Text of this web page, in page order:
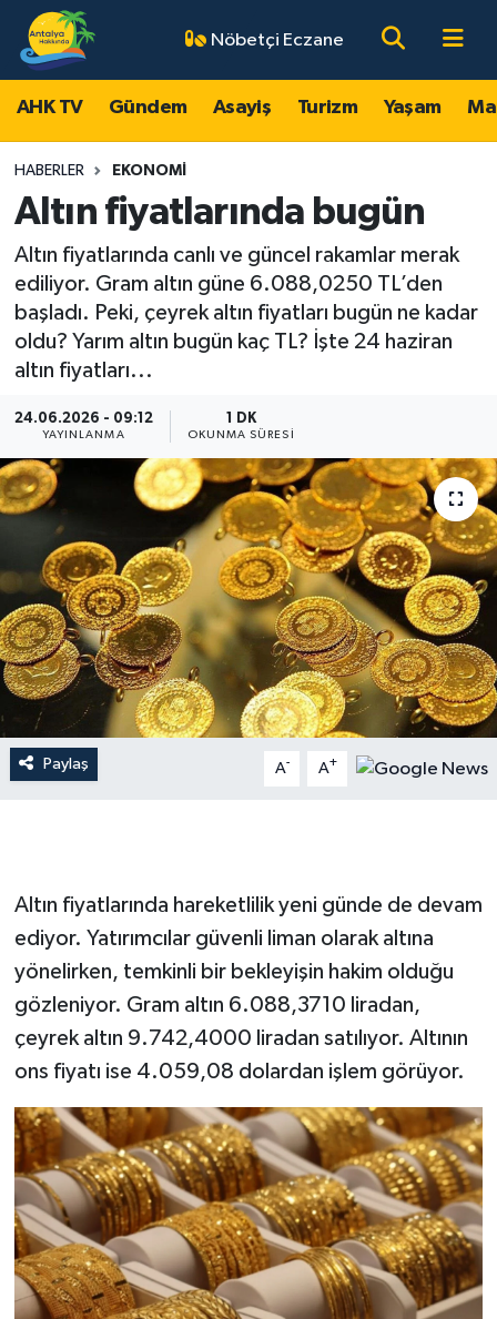
Nöbetçi Eczane
AHK TV Gündem Asayiş Turizm Yaşam
HABERLER EKONOMI
Altın fiyatlarında bugün
Altın fiyatlarında canlı ve güncel rakamlar merak
ediliyor. Gram altın güne 6.088,0250 TL’den
başladı. Peki, çeyrek altın fiyatları bugün ne kadar
oldu? Yarım altın bugün kaç TL? İşte 24 haziran
altın fiyatları...
24.06.2026 - 09:12
YAYINLANMA
1 DK
OKUNMA SÜRESI
Paylaş A- A+
Altın fiyatlarında hareketlilik yeni günde de devam
ediyor. Yatırımcılar güvenli liman olarak altına
yönelirken, temkinli bir bekleyişin hakim olduğu
gözleniyor. Gram altın 6.088,3710 liradan,
çeyrek altın 9.742,4000 liradan satılıyor. Altının
ons fiyatı ise 4.059,08 dolardan işlem görüyor.
AHK TV
Gündem
Asayiş
Turizm
Yaşam
Magazin
Ekonomi
Spor
Dünya
Resmi Reklamlar
Antalya Nöbetçi Eczaneler
Antalya Hava Durumu
Antalya Namaz Vakitleri
Antalya Trafik Yoğunluk Haritası
Süper Lig Puan Durumu ve Fikstür
Tüm Manşetler
Son Dakika Haberleri
Haber Arşivi